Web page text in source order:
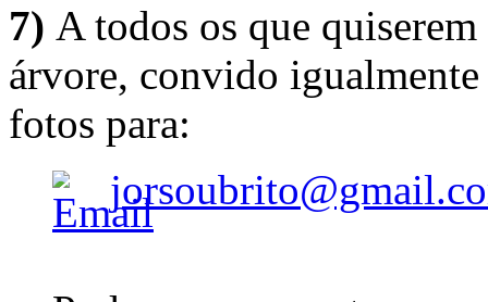
7) A todos os que
árvore, convido
fotos para: